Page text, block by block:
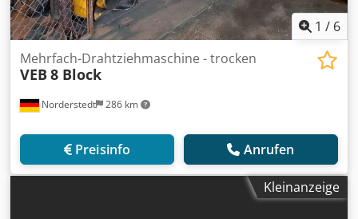
1 / 6
Norderstedt 286 km
Mehrfach-Drahtziehmaschine - trocken
VEB 8 Block
Preisinfo Anrufen
Kleinanzeige